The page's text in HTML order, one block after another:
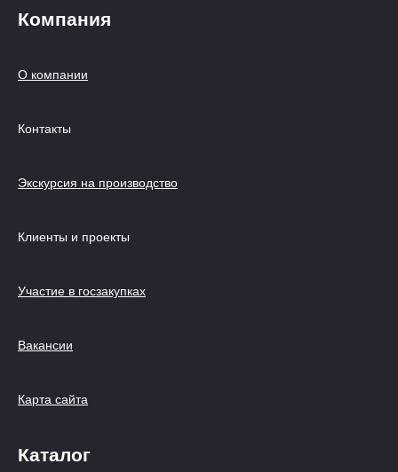
Компания
О компании
Контакты
Экскурсия на производство
Клиенты и проекты
Участие в госзакупках
Вакансии
Карта сайта
Каталог